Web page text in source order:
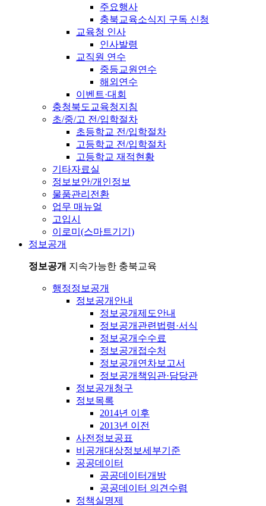
주요행사
충북교육소식지 구독 신청
교육청 인사
인사발령
교직원 연수
중등교원연수
해외연수
이벤트·대회
충청북도교육청지침
초/중/고 전/입학절차
초등학교 전/입학절차
고등학교 전/입학절차
고등학교 재적현황
기타자료실
정보보안/개인정보
물품관리전환
업무 매뉴얼
고입시
이로미(스마트기기)
정보공개
정보공개 지속가능한 충북교육
행정정보공개
정보공개안내
정보공개제도안내
정보공개관련법령·서식
정보공개수수료
정보공개접수처
정보공개연차보고서
정보공개책임관·담당관
정보공개청구
정보목록
2014년 이후
2013년 이전
사전정보공표
비공개대상정보세부기준
공공데이터
공공데이터개방
공공데이터 의견수렴
정책실명제